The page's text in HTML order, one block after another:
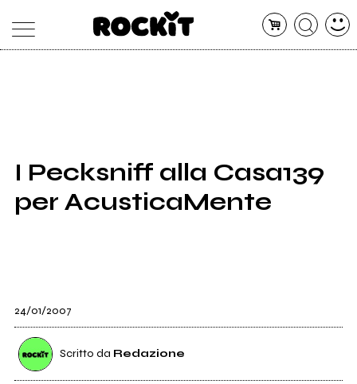
SHOP
RADIO
I Pecksniff alla Casa139
per AcusticaMente
24/01/2007
Scritto da Redazione